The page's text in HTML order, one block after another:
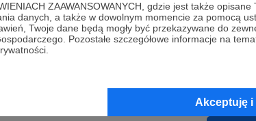
ZAAWANSOWANYCH, gdzie jest także opisane
danych, a także w dowolnym momencie za pomocą
Twoje dane będą mogły być przekazywane do
Pozostałe szczegółowe informacje na
Akceptuję
wycieczka 357 Lista Piosenek 357